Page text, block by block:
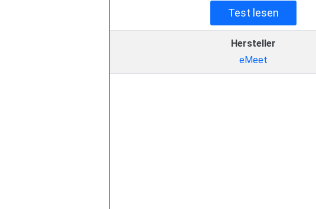
Test lesen
Hersteller
eMeet